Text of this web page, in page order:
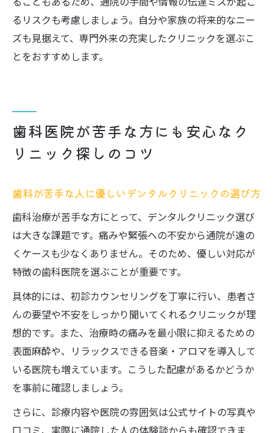
るリスクも考慮しましょう。自分や家族の将来的なニー
ズも見据えて、専門外来の充実したクリニックを選ぶこ
とをおすすめします。
歯科医院が苦手な方にも安心なク
リニック探しのコツ
歯科が苦手な人に優しいデンタルクリニックの選び方
歯科治療が苦手な方にとって、デンタルクリニック選び
は大きな課題です。痛みや緊張への不安から通院が遠の
くケースも少なくありません。そのため、優しい対応が
特徴の歯科医院を選ぶことが重要です。
具体的には、初診カウンセリングを丁寧に行い、患者さ
んの要望や不安をしっかり聞いてくれるクリニックが理
想的です。また、治療時の痛みを最小限に抑えるための
表面麻酔や、リラックスできる音楽・アロマを導入して
いる医院も増えています。こうした配慮があるかどうか
を事前に確認しましょう。
さらに、診療内容や医院の雰囲気は公式サイトの写真や